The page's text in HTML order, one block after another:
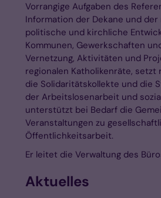
Vorrangige Aufgaben des
Information der Dekane und
politische und kirchliche
Kommunen, Gewerkschaften
Vernetzung, Aktivitäten und
regionalen Katholikenräte, setzt
die Solidaritätskollekte und die
der Arbeitslosenarbeit und
unterstützt bei Bedarf die
Veranstaltungen zu
Öffentlichkeitsarbeit.
Er leitet die Verwaltung des
Aktuelles